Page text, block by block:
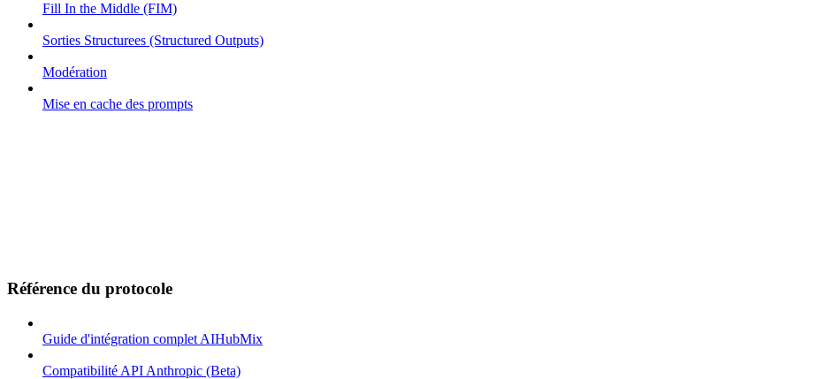
Fill In the Middle (FIM)
Sorties Structurees (Structured Outputs)
Modération
Mise en cache des prompts
Référence du protocole
Guide d'intégration complet AIHubMix
Compatibilité API Anthropic (Beta)